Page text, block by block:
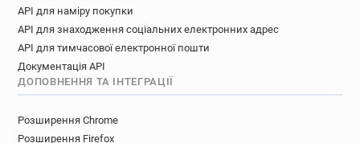
API для наміру покупки
API для знаходження соціальних електронних адрес
API для тимчасової електронної пошти
Документація API
ДОПОВНЕННЯ ТА ІНТЕГРАЦІЇ
Розширення Chrome
Розширення Firefox